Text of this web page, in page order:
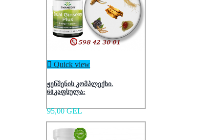
 Quick view
ჟენშენის კომპლექსი.
60კაფსულა:
95,00 GEL